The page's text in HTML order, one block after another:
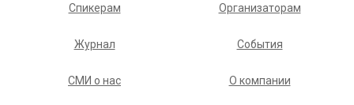
Спикерам Организаторам
Журнал События
СМИ о нас О компании